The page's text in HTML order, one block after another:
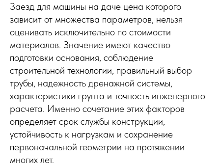
Заезд для машины на даче цена которого
зависит от множества параметров, нельзя
оценивать исключительно по стоимости
материалов. Значение имеют качество
подготовки основания, соблюдение
строительной технологии, правильный выбор
трубы, надежность дренажной системы,
характеристики грунта и точность инженерного
расчета. Именно сочетание этих факторов
определяет срок службы конструкции,
устойчивость к нагрузкам и сохранение
первоначальной геометрии на протяжении
многих лет.